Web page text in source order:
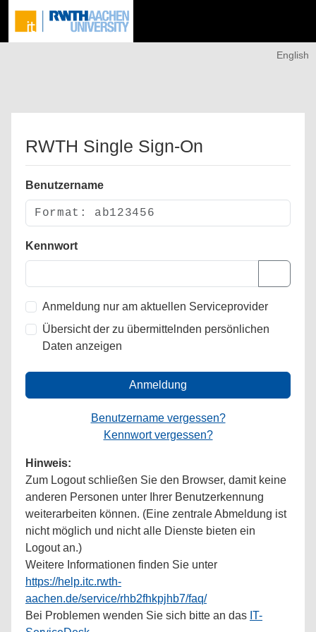
English
RWTH Single Sign-On
Benutzername
Kennwort
Anmeldung nur am aktuellen Serviceprovider
Übersicht der zu übermittelnden persönlichen
Daten anzeigen
Anmeldung
Benutzername vergessen?
Kennwort vergessen?
Hinweis:
Zum Logout schließen Sie den Browser, damit keine
anderen Personen unter Ihrer Benutzerkennung
weiterarbeiten können. (Eine zentrale Abmeldung ist
nicht möglich und nicht alle Dienste bieten ein
Logout an.)
Weitere Informationen finden Sie unter
https://help.itc.rwth-
aachen.de/service/rhb2fhkpjhb7/faq/
Bei Problemen wenden Sie sich bitte an das IT-